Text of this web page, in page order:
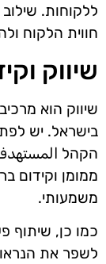
ללקוחות.
חווית הלקוח
שיווק
שיווק הוא
בישראל. יש
הקהל
ממומן וקידום
משמעותי.
כמו כן, שיתוף
לשפר את